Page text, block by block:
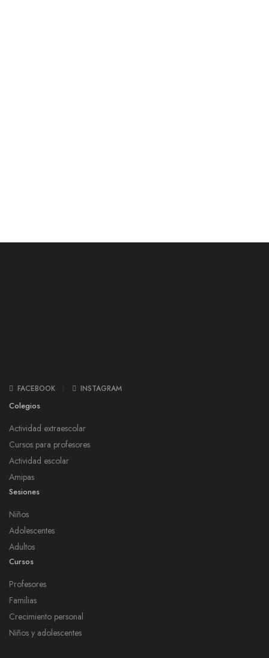
FACEBOOK INSTAGRAM
Colegios
Actividad extraescolar
Cursos para profesores
Actividad escolar
Amipas
Sesiones
Niños
Adolescentes
Adultos
Cursos
Profesores
Familias
Crecimiento personal
Niños y adolescentes